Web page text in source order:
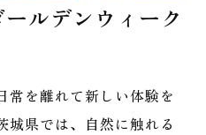
ルデンウィーク
常を離れて新しい体験を
城県では、自然に触れる